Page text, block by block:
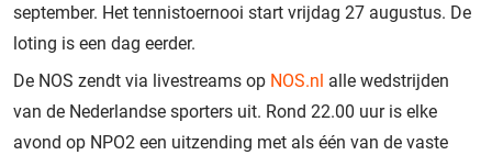
september. Het tennistoernooi start vrijdag 27 augustus. De
loting is een dag eerder.
De NOS zendt via livestreams op NOS.nl alle wedstrijden
van de Nederlandse sporters uit. Rond 22.00 uur is elke
avond op NPO2 een uitzending met als één van de vaste